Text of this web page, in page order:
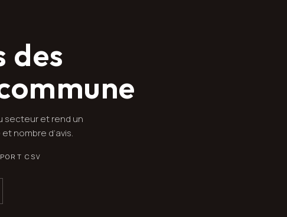
des
secteur et rend un
nombre d’avis.
CSV